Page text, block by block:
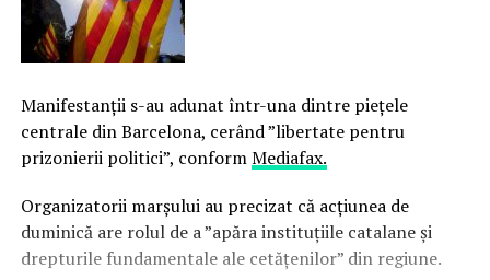
Manifestanţii s-au adunat într-una dintre pieţele
centrale din Barcelona, cerând ”libertate pentru
prizonierii politici”, conformMediafax.
Organizatorii marşului au precizat că acţiunea de
duminică are rolul de a ”apăra instituţiile catalane şi
drepturile fundamentale ale cetăţenilor” din regiune.